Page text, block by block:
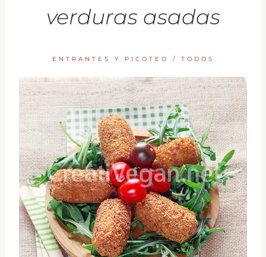
verduras asadas
ENTRANTES Y PICOTEO / TODOS